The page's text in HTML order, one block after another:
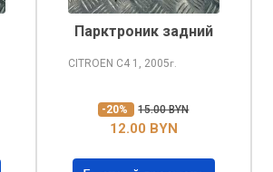
Парктроник задний
CITROEN C4 1, 2005г.
-20% 15.00 BYN
12.00 BYN